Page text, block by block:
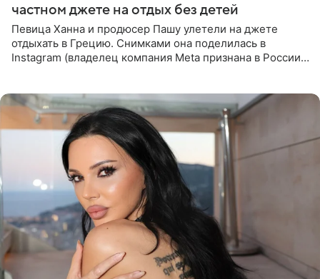
частном джете на отдых без детей
Певица Ханна и продюсер Пашу улетели на джете
отдыхать в Грецию. Снимками она поделилась в
Instagram (владелец компания Meta признана в России